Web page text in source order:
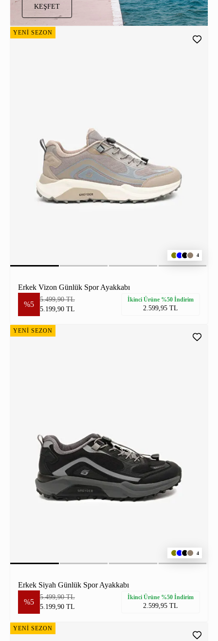
KEŞFET
YENİ SEZON
4
Erkek Vizon Günlük Spor Ayakkabı
%5
5.499,90 TL
5.199,90 TL
İkinci Ürüne %50 İndirim
2.599,95 TL
YENİ SEZON
4
Erkek Siyah Günlük Spor Ayakkabı
%5
5.499,90 TL
5.199,90 TL
İkinci Ürüne %50 İndirim
2.599,95 TL
YENİ SEZON